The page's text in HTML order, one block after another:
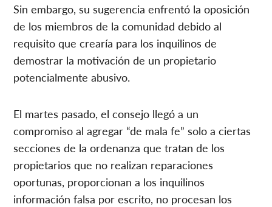
Sin embargo, su sugerencia enfrentó la oposición
de los miembros de la comunidad debido al
requisito que crearía para los inquilinos de
demostrar la motivación de un propietario
potencialmente abusivo.
El martes pasado, el consejo llegó a un
compromiso al agregar “de mala fe” solo a ciertas
secciones de la ordenanza que tratan de los
propietarios que no realizan reparaciones
oportunas, proporcionan a los inquilinos
información falsa por escrito, no procesan los